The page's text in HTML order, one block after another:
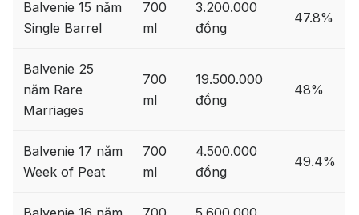
Balvenie 15 năm
Single Barrel
700
ml
3.200.000
đồng
47.8%
Balvenie 25
năm Rare
Marriages
700
ml
19.500.000
đồng
48%
Balvenie 17 năm
Week of Peat
700
ml
4.500.000
đồng
49.4%